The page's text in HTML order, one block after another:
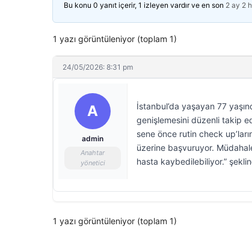
Bu konu 0 yanıt içerir, 1 izleyen vardır ve en son 2 ay 2
1 yazı görüntüleniyor (toplam 1)
24/05/2026: 8:31 pm
A
admin
Anahtar
yönetici
İstanbul’da yaşayan 77
genişlemesini düzenli takip
sene önce rutin check
üzerine başvuruyor.
hasta kaybedilebiliyor.”
1 yazı görüntüleniyor (toplam 1)